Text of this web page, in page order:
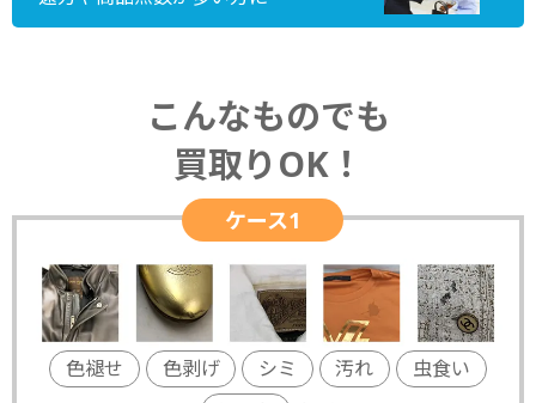
こんなものでも
買取りOK！
ケース1
色褪せ 色剥げ シミ 汚れ
虫食い